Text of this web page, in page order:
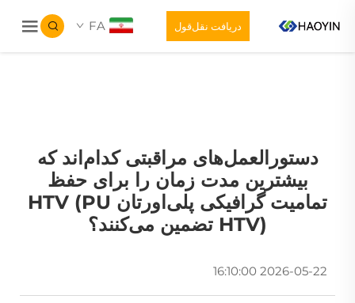
دریافت نقل‌قول FA
دستورالعمل‌های مراقبتی کدام‌اند که
بیشترین مدت زمان را برای حفظ
تمامیت گرافیکی پلی‌اورتان HTV (PU
HTV) تضمین می‌کنند؟
2026-05-22 16:10:00